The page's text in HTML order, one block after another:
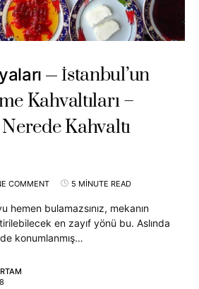
İstanbul’un
Kahvaltıları –
Kahvaltı
COMMENT 5 MINUTE READ
hemen bulamazsınız, mekanın
en zayıf yönü bu. Aslında
konumlanmış…